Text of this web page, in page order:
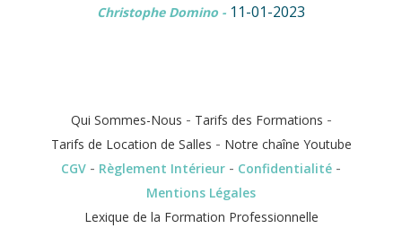
Christophe Domino - 11-01-2023
Qui Sommes-Nous - Tarifs des Formations -
Tarifs de Location de Salles - Notre chaîne Youtube
CGV - Règlement Intérieur - Confidentialité -
Mentions Légales
Lexique de la Formation Professionnelle